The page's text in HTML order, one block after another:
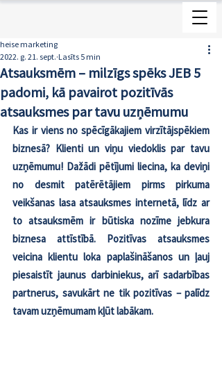
Atsauksmēm – milzīgs spēks JEB 5
padomi, kā pavairot pozitīvās
atsauksmes par tavu uzņēmumu
heise marketing
2022. g. 21. sept. Lasīts 5 min
Kas ir viens no spēcīgākajiem virzītājspēkiem
biznesā? Klienti un viņu viedoklis par tavu
uzņēmumu! Dažādi pētījumi liecina, ka deviņi
no desmit patērētājiem pirms pirkuma
veikšanas lasa atsauksmes internetā, līdz ar
to atsauksmēm ir būtiska nozīme jebkura
biznesa attīstībā. Pozitīvas atsauksmes
veicina klientu loka paplašināšanos un ļauj
piesaistīt jaunus darbiniekus, arī sadarbības
partnerus, savukārt ne tik pozitīvas – palīdz
tavam uzņēmumam kļūt labākam.